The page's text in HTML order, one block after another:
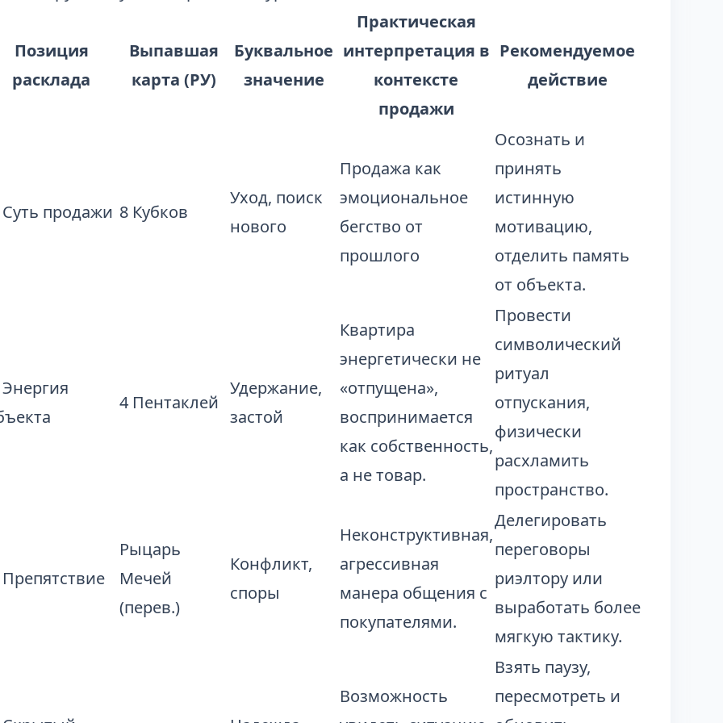
Позиция
расклада
Выпавшая
карта (РУ)
Буквальное
значение
Практическая
интерпретация в
контексте
продажи
Рекомендуемое
действие
Суть продажи 8 Кубков
Уход, поиск
нового
Продажа как
эмоциональное
бегство от
прошлого
Осознать и
принять
истинную
мотивацию,
отделить память
от объекта.
4 Пентаклей
Удержание,
застой
Квартира
энергетически не
«отпущена»,
воспринимается
как собственность,
а не товар.
Провести
символический
ритуал
отпускания,
физически
расхламить
пространство.
Рыцарь
Мечей
(перев.)
Конфликт,
споры
Неконструктивная,
агрессивная
манера общения с
покупателями.
Делегировать
переговоры
риэлтору или
выработать более
мягкую тактику.
Возможность
Взять паузу,
пересмотреть и